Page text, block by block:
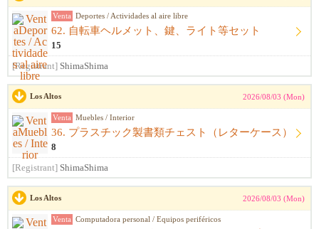
Venta Deportes / Actividades al aire libre
62. 自転車ヘルメット、鍵、ライト等セット
15
[Registrant] ShimaShima
Los Altos 2026/08/03 (Mon)
Venta Muebles / Interior
36. プラスチック製書類チェスト（レターケース）
8
[Registrant] ShimaShima
Los Altos 2026/08/03 (Mon)
Venta Computadora personal / Equipos periféricos